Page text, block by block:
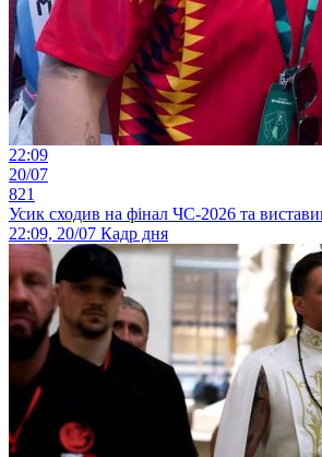
22:09
20/07
821
Усик сходив на фінал ЧС-2026 та
22:09, 20/07 Кадр дня